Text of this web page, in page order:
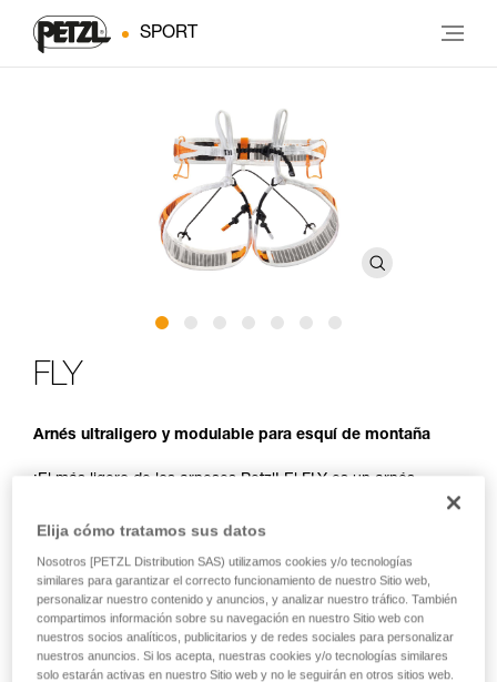
SPORT
FLY
Arnés ultraligero y modulable para esquí de montaña
¡El más ligero de los arneses Petzl! El FLY es un arnés
técnicas en alpinismo y esquí de montaña. Práctico, se
es modulable gracias a los acolchados amovibles del
cinturón y las perneras que permiten modular el confort y la
ligereza. Sus anillos portamaterial y trabillas portatornillos
para hielo permiten tener el equipo siempre al alcance de la
mano.
Elija cómo tratamos sus datos
Nosotros [PETZL Distribution SAS) utilizamos cookies y/o tecnologías
similares para garantizar el correcto funcionamiento de nuestro Sitio web,
personalizar nuestro contenido y anuncios, y analizar nuestro tráfico. También
compartimos información sobre su navegación en nuestro Sitio web con
nuestros socios analíticos, publicitarios y de redes sociales para personalizar
nuestros anuncios. Si los acepta, nuestras cookies y/o tecnologías similares
solo estarán activas en nuestro Sitio web y no le seguirán en otros sitios web.